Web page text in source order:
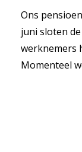
Ons
juni sloten
werknemers
Momenteel